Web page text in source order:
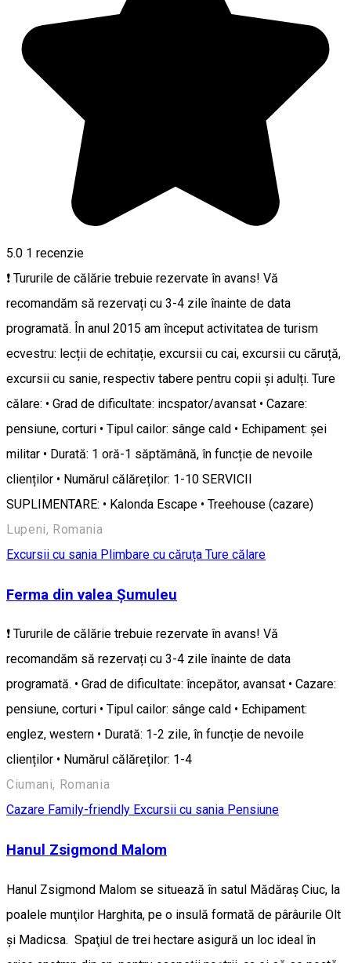
5.0 1 recenzie
❗ Tururile de călărie trebuie rezervate în avans! Vă
recomandăm să rezervați cu 3-4 zile înainte de data
programată. În anul 2015 am început activitatea de turism
ecvestru: lecții de echitație, excursii cu cai, excursii cu căruță,
excursii cu sanie, respectiv tabere pentru copii și adulți. Ture
călare: • Grad de dificultate: incspator/avansat • Cazare:
pensiune, corturi • Tipul cailor: sânge cald • Echipament: șei
militar • Durată: 1 oră-1 săptămână, în funcție de nevoile
clienților • Numărul călăreților: 1-10 SERVICII
SUPLIMENTARE: • Kalonda Escape • Treehouse (cazare)
Lupeni, Romania
Excursii cu sania Plimbare cu căruța Ture călare
Ferma din valea Șumuleu
❗ Tururile de călărie trebuie rezervate în avans! Vă
recomandăm să rezervați cu 3-4 zile înainte de data
programată. • Grad de dificultate: începător, avansat • Cazare:
pensiune, corturi • Tipul cailor: sânge cald • Echipament:
englez, western • Durată: 1-2 zile, în funcție de nevoile
clienților • Numărul călăreților: 1-4
Ciumani, Romania
Cazare Family-friendly Excursii cu sania Pensiune
Hanul Zsigmond Malom
Hanul Zsigmond Malom se situează în satul Mădăraş Ciuc, la
poalele munţilor Harghita, pe o insulă formată de pârâurile Olt
şi Madicsa. Spaţiul de trei hectare asigură un loc ideal în